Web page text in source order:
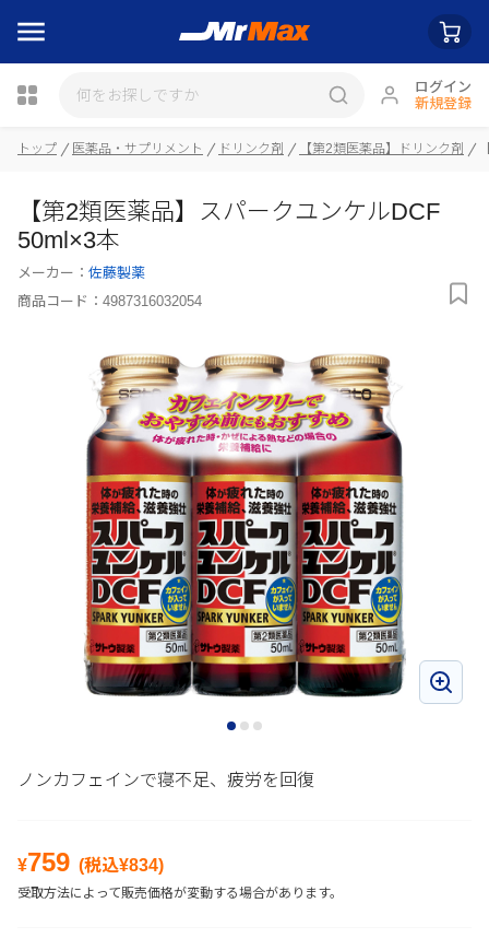
ログイン
新規登録
トップ 医薬品・サプリメント ドリンク剤 【第2類医薬品】ドリンク剤
【第2類医薬品】スパークユンケルDCF
50ml×3本
メーカー： 佐藤製薬
商品コード： 4987316032054
ノンカフェインで寝不足、疲労を回復
¥759 (税込¥834)
受取方法によって販売価格が変動する場合があります。